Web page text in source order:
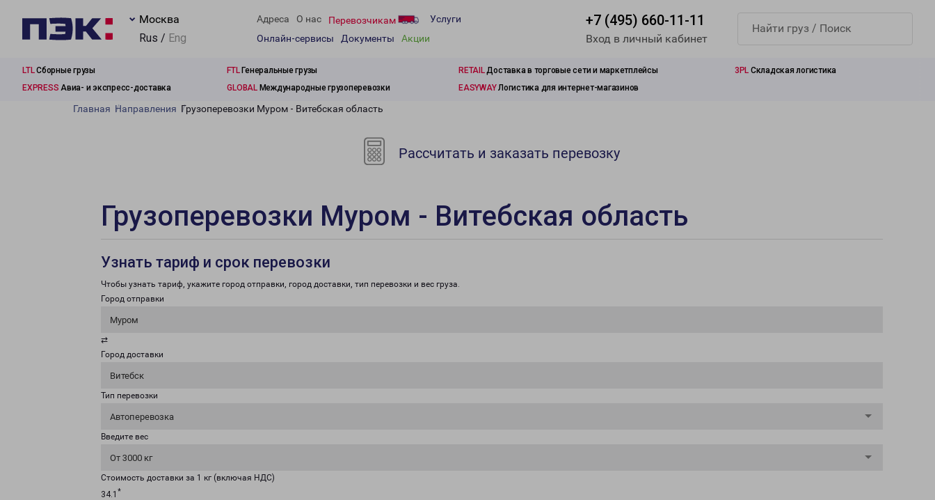
Москва
Rus / Eng
Адреса О нас Перевозчикам
Услуги
Онлайн-сервисы
Документы Акции
+7 (495) 660-11-11
Вход в личный кабинет
LTLСборные грузы FTLГенеральные грузы RETAILДоставка в торговые сети и маркетплейсы 3PL Складская логистика
EXPRESS Авиа- и экспресс-доставка GLOBALМеждународные грузоперевозки EASYWAYЛогистика для интернет-магазинов
Главная Направления Грузоперевозки Муром - Витебская область
Рассчитать и заказать перевозку
Грузоперевозки Муром - Витебская область
Узнать тариф и срок перевозки
Чтобы узнать тариф, укажите город отправки, город доставки, тип перевозки и вес груза.
Город отправки
Муром
⇄
Город доставки
Витебск
Тип перевозки
Автоперевозка
Введите вес
От 3000 кг
Стоимость доставки за 1 кг (включая НДС)
34.1 *